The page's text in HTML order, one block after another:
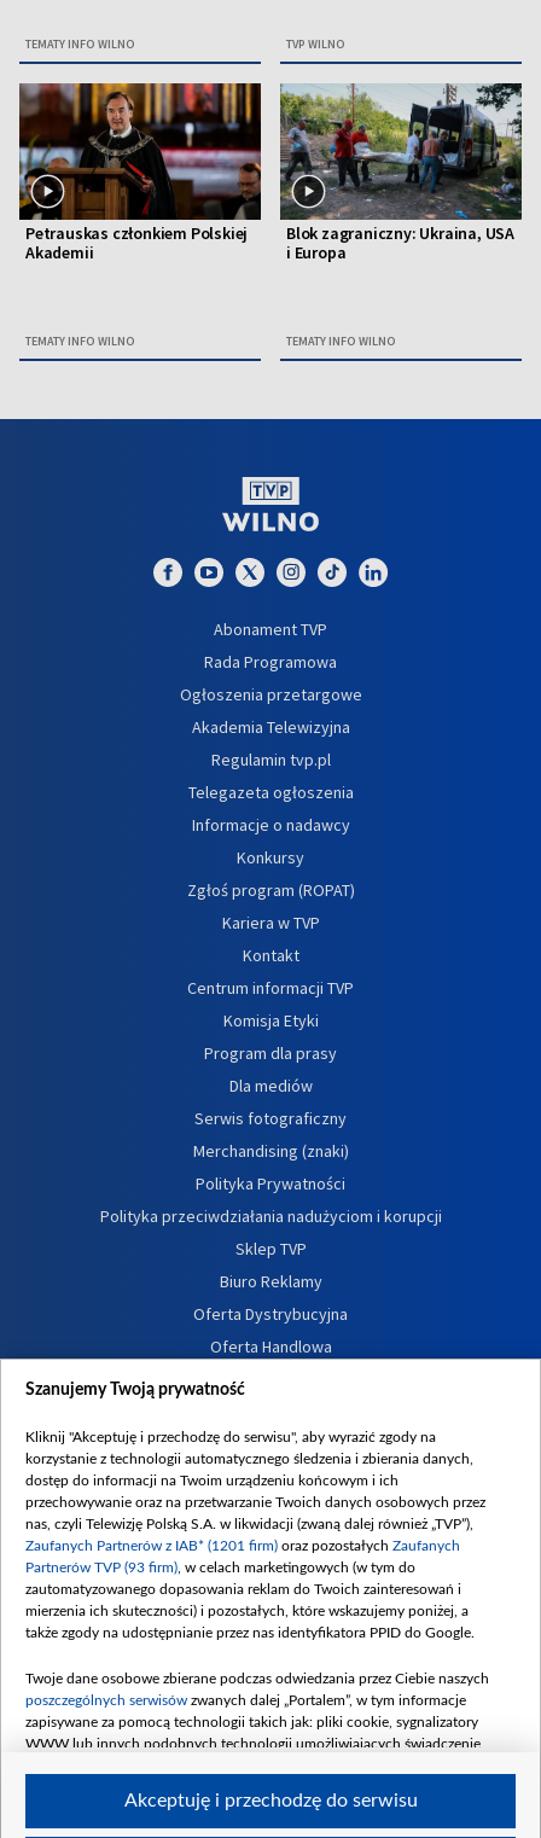
TEMATY INFO WILNO TVP WILNO
Petrauskas członkiem Polskiej
Akademii
TEMATY INFO WILNO
Blok zagraniczny: Ukraina, USA
i Europa
TEMATY INFO WILNO
Abonament TVP
Rada Programowa
Ogłoszenia przetargowe
Akademia Telewizyjna
Regulamin tvp.pl
Telegazeta ogłoszenia
Informacje o nadawcy
Konkursy
Zgłoś program (ROPAT)
Kariera w TVP
Kontakt
Centrum informacji TVP
Komisja Etyki
Program dla prasy
Dla mediów
Serwis fotograficzny
Merchandising (znaki)
Polityka Prywatności
Polityka przeciwdziałania nadużyciom i korupcji
Sklep TVP
Biuro Reklamy
Oferta Dystrybucyjna
Oferta Handlowa
Dostępność
Procedura zgłoszeń wewnętrznych
Szanujemy Twoją prywatność
Kliknij "Akceptuję i przechodzę do serwisu", aby wyrazić zgody na
korzystanie z technologii automatycznego śledzenia i zbierania danych,
dostęp do informacji na Twoim urządzeniu końcowym i ich
przechowywanie oraz na przetwarzanie Twoich danych osobowych przez
nas, czyli Telewizję Polską S.A. w likwidacji (zwaną dalej również „TVP”),
Zaufanych Partnerów z IAB* (1201 firm) oraz pozostałych Zaufanych
Partnerów TVP (93 firm) , w celach marketingowych (w tym do
zautomatyzowanego dopasowania reklam do Twoich zainteresowań i
mierzenia ich skuteczności) i pozostałych, które wskazujemy poniżej, a
także zgody na udostępnianie przez nas identyfikatora PPID do Google.
Twoje dane osobowe zbierane podczas odwiedzania przez Ciebie naszych
poszczególnych serwisów zwanych dalej „Portalem”, w tym informacje
zapisywane za pomocą technologii takich jak: pliki cookie, sygnalizatory
WWW lub innych podobnych technologii umożliwiających świadczenie
Akceptuję i przechodzę do serwisu